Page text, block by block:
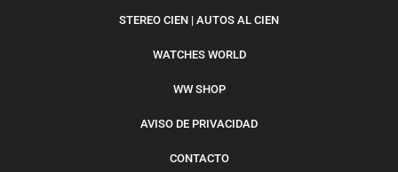
STEREO CIEN | AUTOS AL CIEN
WATCHES WORLD
WW SHOP
AVISO DE PRIVACIDAD
CONTACTO